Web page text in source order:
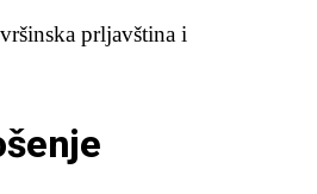
prljavština i